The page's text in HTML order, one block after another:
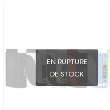
EN RUPTURE
DE STOCK